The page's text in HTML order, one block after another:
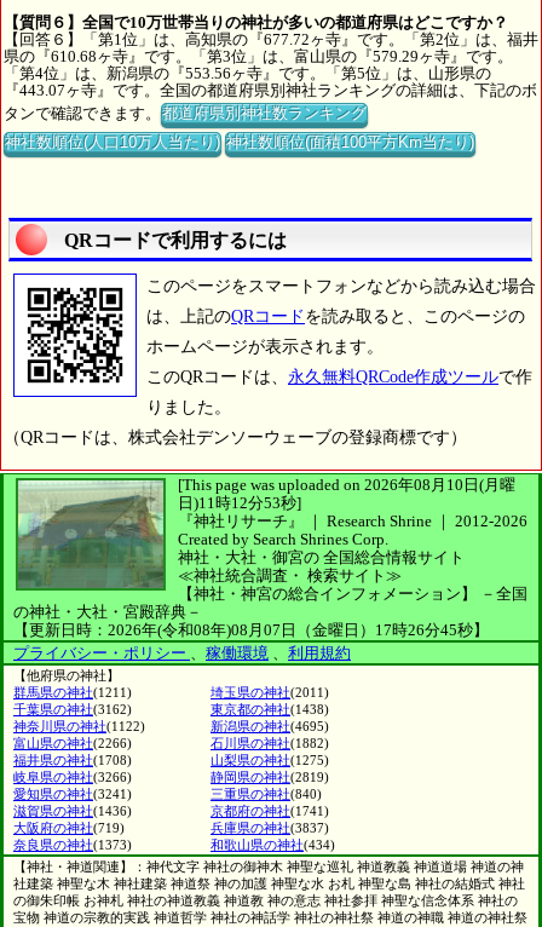
【質問６】全国で10万世帯当りの神社が多いの都道府県はどこですか？
【回答６】「第1位」は、高知県の『677.72ヶ寺』です。「第2位」は、福井
県の『610.68ヶ寺』です。「第3位」は、富山県の『579.29ヶ寺』です。
「第4位」は、新潟県の『553.56ヶ寺』です。「第5位」は、山形県の
『443.07ヶ寺』です。全国の都道府県別神社ランキングの詳細は、下記のボ
タンで確認できます。都道府県別神社数ランキング
神社数順位(人口10万人当たり) 神社数順位(面積100平方Km当たり)
QRコードで利用するには
このページをスマートフォンなどから読み込む場合
は、上記のQRコード を読み取ると、このページの
ホームページが表示されます。
このQRコードは、 永久無料QRCode作成ツールで作
りました。
（QRコードは、株式会社デンソーウェーブの登録商標です）
[This page was uploaded on 2026年08月10日(月曜
日)11時12分53秒]
『神社リサーチ』 ｜ Research Shrine ｜ 2012-2026
Created by Search Shrines Corp.
神社・大社・御宮の 全国総合情報サイト
≪神社統合調査・ 検索サイト≫
【神社・神宮の総合インフォメーション】
－全国
の神社・大社・宮殿辞典－
【更新日時：2026年(令和08年)08月07日（金曜日）17時26分45秒】
プライバシー・ポリシー 、 稼働環境 、 利用規約
【他府県の神社】
群馬県の神社(1211) 埼玉県の神社(2011)
千葉県の神社(3162) 東京都の神社(1438)
神奈川県の神社(1122) 新潟県の神社(4695)
富山県の神社(2266) 石川県の神社(1882)
福井県の神社(1708) 山梨県の神社(1275)
岐阜県の神社(3266) 静岡県の神社(2819)
愛知県の神社(3241) 三重県の神社(840)
滋賀県の神社(1436) 京都府の神社(1741)
大阪府の神社(719) 兵庫県の神社(3837)
奈良県の神社(1373) 和歌山県の神社(434)
【神社・神道関連】：神代文字 神社の御神木 神聖な巡礼 神道教義 神道道場 神道の神
社建築 神聖な木 神社建築 神道祭 神の加護 神聖な水 お札 神聖な島 神社の結婚式 神社
の御朱印帳 お神札 神社の神道教義 神道教 神の意志 神社参拝 神聖な信念体系 神社の
宝物 神道の宗教的実践 神道哲学 神社の神話学 神社の神社祭 神道の神職 神道の神社祭